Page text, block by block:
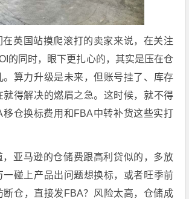
在英国站摸爬滚打的卖家来说，在关注
的同时，眼下更扎心的，其实是压在仓
。算力升级是未来，但账号挂了、库存
就得解决的燃眉之急。这时候，就不得
移仓换标费用和FBA中转补货这些实打
，亚马逊的仓储费跟高利贷似的，多放
一碰上产品出问题想换标，或者旺季前
断仓，直接发FBA？风险太高，仓储成